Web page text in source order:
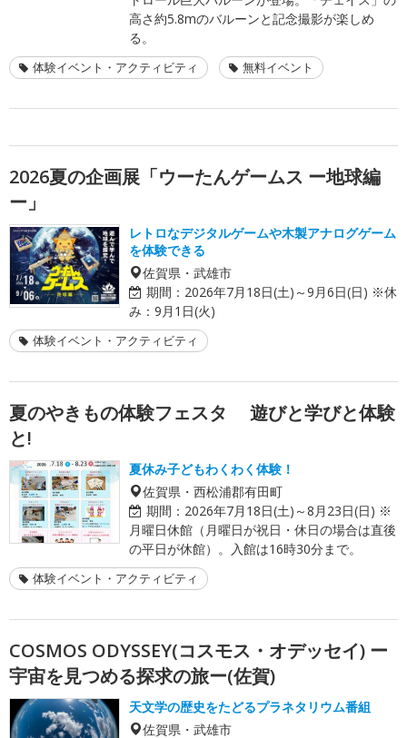
高さ約5.8mのバルーンと記念撮影が楽しめ
る。
体験イベント・アクティビティ 無料イベント
2026夏の企画展「ウーたんゲームス ー地球編
ー」
レトロなデジタルゲームや木製アナログゲーム
を体験できる
佐賀県・武雄市
期間： 2026年7月18日(土)～9月6日(日) ※休
み：9月1日(火)
体験イベント・アクティビティ
夏のやきもの体験フェスタ 遊びと学びと体験
と!
夏休み子どもわくわく体験！
佐賀県・西松浦郡有田町
期間： 2026年7月18日(土)～8月23日(日) ※
月曜日休館（月曜日が祝日・休日の場合は直後
の平日が休館）。入館は16時30分まで。
体験イベント・アクティビティ
COSMOS ODYSSEY(コスモス・オデッセイ) ー
宇宙を見つめる探求の旅ー(佐賀)
天文学の歴史をたどるプラネタリウム番組
佐賀県・武雄市